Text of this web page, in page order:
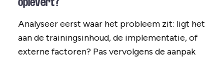
Analyseer eerst waar het probleem zit: ligt het
aan de trainingsinhoud, de implementatie, of
externe factoren? Pas vervolgens de aanpak